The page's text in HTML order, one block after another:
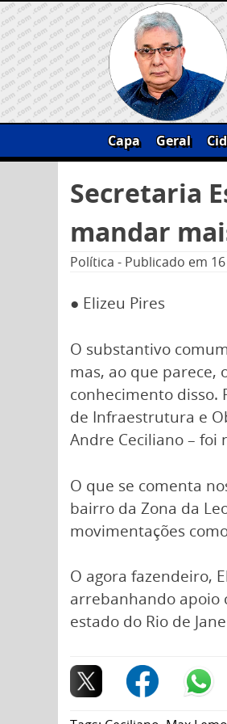
Skip
to
content
Capa Geral
por:
Secretaria
mandar
Política - Publicado em
● Elizeu Pires
O substantivo
mas, ao que parece,
conhecimento disso.
de Infraestrutura e
Andre Ceciliano – foi
O que se comenta
bairro da Zona da
movimentações
O agora fazendeiro,
arrebanhando apoio
estado do Rio de